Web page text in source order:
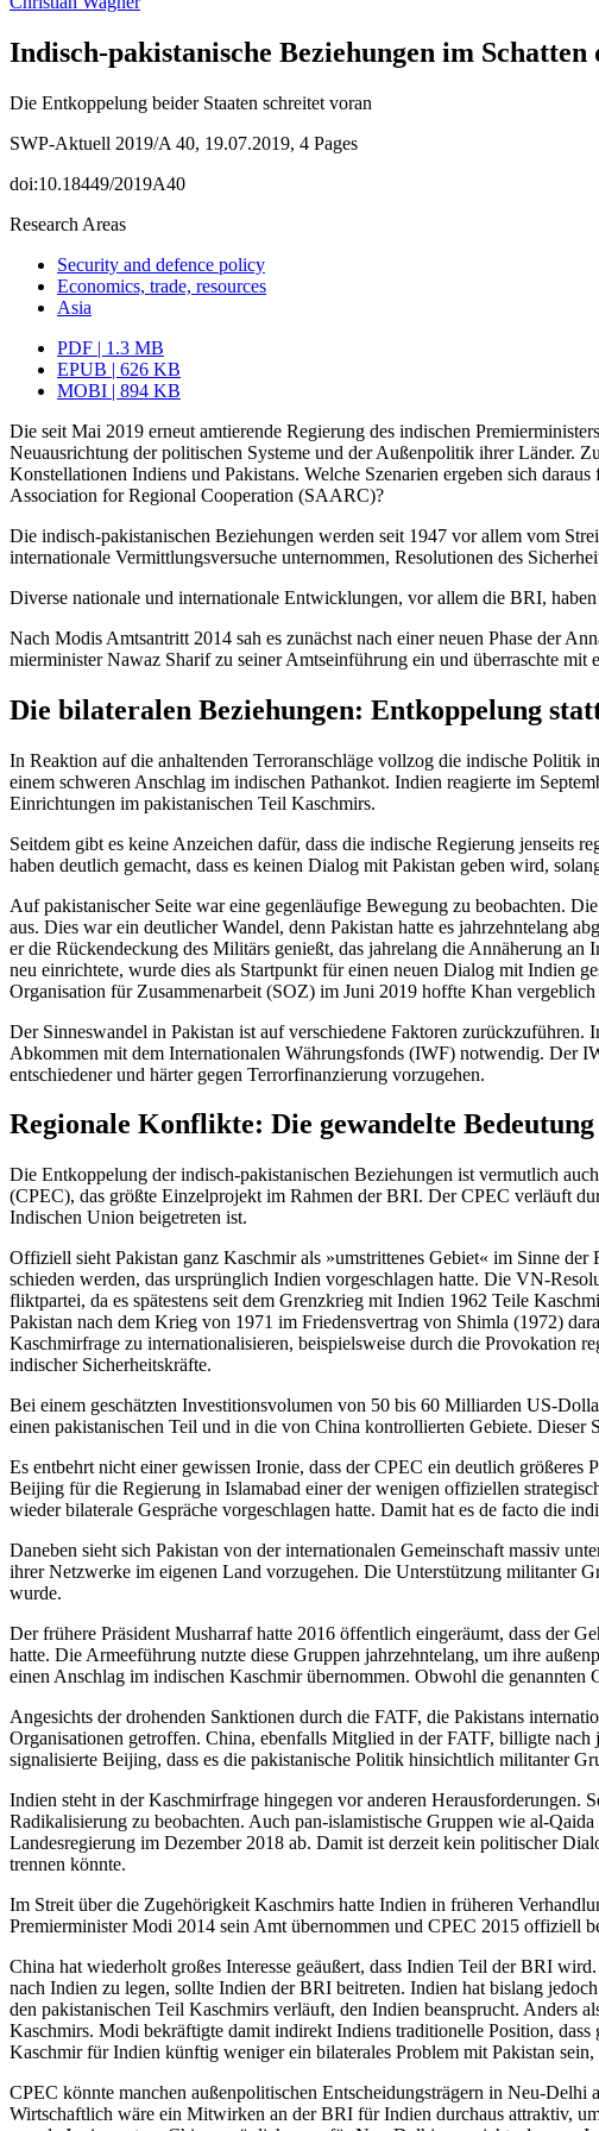
Indisch-pakistanische Beziehungen im
Die Entkoppelung beider Staaten schreitet voran
SWP-Aktuell 2019/A 40, 19.07.2019, 4 Pages
doi:10.18449/2019A40
Research Areas
Security and defence policy
Economics, trade, resources
Asia
PDF | 1.3 MB
EPUB | 626 KB
MOBI | 894 KB
Die seit Mai 2019 erneut amtierende Regierung des indischen
Neuausrichtung der politischen Systeme und der Außenpolitik ihrer Länder.
Konstellationen Indiens und Pakistans. Welche Szenarien ergeben sich
Association for Regional Cooperation (SAARC)?
Die indisch-pakistanischen Beziehungen werden seit 1947 vor allem vom
internatio­nale Vermittlungsversuche unternommen, Resolutionen des
Diverse nationale und internationale Entwicklungen, vor allem die BRI,
Nach Modis Amtsantritt 2014 sah es zu­nächst nach einer neuen Phase der
mierminister Nawaz Sharif zu seiner Amts­einführung ein und überraschte
Die bilateralen Beziehungen: Entkoppelung
In Reaktion auf die anhaltenden Terror­anschläge vollzog die indische Politik
einem schweren Anschlag im indischen Pathankot. Indien reagierte im
Einrichtungen im pakistanischen Teil Kaschmirs.
Seitdem gibt es keine Anzeichen dafür, dass die indische Regierung jenseits
haben deutlich gemacht, dass es keinen Dialog mit Pakistan geben wird,
Auf pakistanischer Seite war eine gegenläufige Bewegung zu beobachten.
aus. Dies war ein deutlicher Wandel, denn Pakistan hatte es jahrzehntelang
erdie Rückendeckung des Militärs genießt, das jahrelang die Annäherung an
neu einrich­tete, wurde dies als Startpunkt für einen neuen Dialog mit Indien
Organisation für Zusammenarbeit (SOZ) im Juni 2019 hoffte Khan
Der Sinneswandel in Pakistan ist auf ver­schiedene Faktoren
Abkom­men mit dem Internationalen Währungs­fonds (IWF) notwendig. Der
entschiedener und härter gegen Terrorfinanzierung vorzugehen.
Regionale Konflikte: Die gewandelte
Die Entkoppelung der indisch-pakista­nischen Beziehungen ist vermutlich
(CPEC), das größte Einzelprojekt im Rah­men der BRI. Der CPEC verläuft
Indischen Union beigetreten ist.
Offiziell sieht Pakistan ganz Kaschmir als »umstrittenes Gebiet« im Sinne
schieden werden, das ursprünglich Indien vorgeschlagen hatte. Die VN-
flikt­partei, da es spätestens seit dem Grenz­krieg mit Indien 1962 Teile
Pakistan nach dem Krieg von 1971 im Frie­densvertrag von Shimla (1972)
Kaschmirfrage zu internationalisieren, beispielsweise durch die Provokation
indischer Sicherheitskräfte.
Bei einem geschätzten Investitionsvolumen von 50 bis 60 Milliarden US-
einen pakistanischen Teil und in die von China kontrollierten Gebiete. Dieser
Es entbehrt nicht einer gewissen Ironie, dass der CPEC ein deutlich
Beijing für die Regierung in Islamabad einer der wenigen offiziellen
wiederbilaterale Gespräche vorgeschlagen hatte. Damit hat es de facto die
Daneben sieht sich Pakistan von der in­ternationalen Gemeinschaft massiv
ihrer Netzwerke im eigenen Land vorzuge­hen. Die Unterstützung militanter
wurde.
Der frühere Präsident Musharraf hatte 2016 öffentlich eingeräumt, dass der
hatte. Die Armeeführung nutzte diese Grup­pen jahrzehntelang, um ihre
einen Anschlag im indischen Kaschmir übernommen. Obwohl die
Angesichts der drohenden Sanktionen durch die FATF, die Pakistans
Organisationen getroffen. China, ebenfalls Mitglied in der FATF, bil­ligte
signalisierte Beijing, dass es die pakistanische Politik hinsichtlich militanter
Indien steht in der Kaschmirfrage hin­gegen vor anderen Herausforderungen.
Radikalisierung zu beobachten. Auch pan-islamistische Gruppen wie
Landesregierung im Dezember 2018 ab. Damit ist derzeit kein politischer
trennen könnte.
Im Streit über die Zugehörigkeit Kaschmirs hatte Indien in früheren
Premierminister Modi 2014 sein Amt übernommen und CPEC 2015 offiziell
China hat wiederholt großes Interesse geäußert, dass Indien Teil der BRI
nach Indien zu legen, sollte Indien der BRI bei­treten. Indien hat bislang
den pa­kis­tanischen Teil Kaschmirs verläuft, den Indien beansprucht. Anders
Kaschmirs. Modi bekräftigte damit indirekt Indiens traditionelle Position,
Kaschmir für Indien künftig weniger ein bilaterales Problem mit Pakis­tan
CPEC könnte manchen außenpolitischen Entscheidungsträgern in Neu-
Wirtschaftlich wäre ein Mitwirken an der BRI für In­dien durchaus attraktiv,